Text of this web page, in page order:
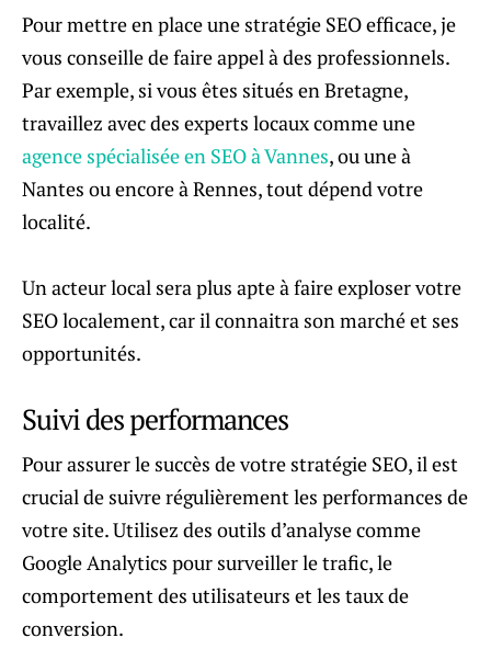
Pour mettre en place une stratégie SEO efficace, je
vous conseille de faire appel à des professionnels.
Par exemple, si vous êtes situés en Bretagne,
travaillez avec des experts locaux comme une
agence spécialisée en SEO à Vannes, ou une à
Nantes ou encore à Rennes, tout dépend votre
localité.
Un acteur local sera plus apte à faire exploser votre
SEO localement, car il connaitra son marché et ses
opportunités.
Suivi des performances
Pour assurer le succès de votre stratégie SEO, il est
crucial de suivre régulièrement les performances de
votre site. Utilisez des outils d’analyse comme
Google Analytics pour surveiller le trafic, le
comportement des utilisateurs et les taux de
conversion.